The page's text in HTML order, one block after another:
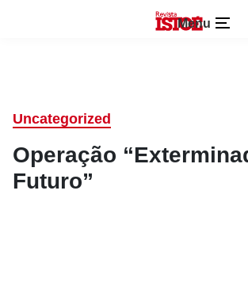
Menu
Uncategorized
Operação
Futuro”